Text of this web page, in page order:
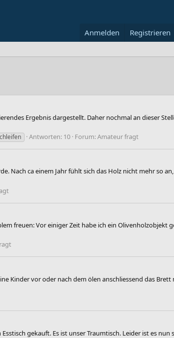
Anmelden Registrieren
Ergebnis dargestellt. Daher nochmal an dieser
Antworten: 10 Forum:Amateur fragt
Nach ca einem Jahr fühlt sich das Holz nicht mehr so an,
freuen: Vor einiger Zeit habe ich ein Olivenholzobjekt
Kinder vor oder nach dem ölen anschliessend das Brett
gekauft. Es ist unser Traumtisch. Leider ist es nun